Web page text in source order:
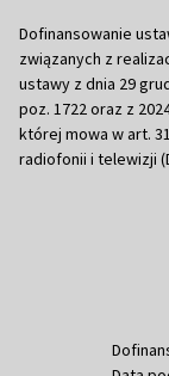
Dofinansowanie
związanych z
ustawy z dnia 29
poz. 1722 oraz z
której mowa w art.
radiofonii i telewizji